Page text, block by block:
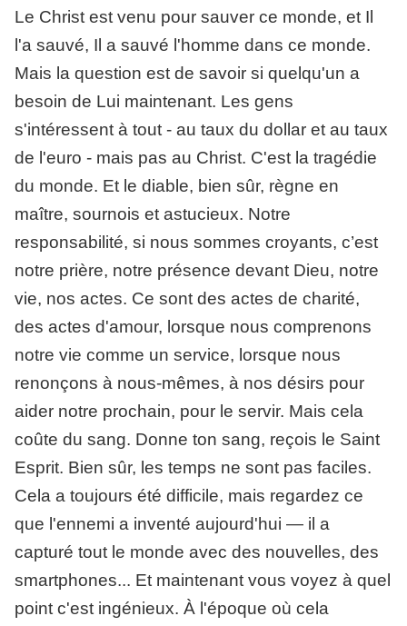
Le Christ est venu pour sauver ce monde, et Il
l'a sauvé, Il a sauvé l'homme dans ce monde.
Mais la question est de savoir si quelqu'un a
besoin de Lui maintenant. Les gens
s'intéressent à tout - au taux du dollar et au taux
de l'euro - mais pas au Christ. C'est la tragédie
du monde. Et le diable, bien sûr, règne en
maître, sournois et astucieux. Notre
responsabilité, si nous sommes croyants, c’est
notre prière, notre présence devant Dieu, notre
vie, nos actes. Ce sont des actes de charité,
des actes d'amour, lorsque nous comprenons
notre vie comme un service, lorsque nous
renonçons à nous-mêmes, à nos désirs pour
aider notre prochain, pour le servir. Mais cela
coûte du sang. Donne ton sang, reçois le Saint
Esprit. Bien sûr, les temps ne sont pas faciles.
Cela a toujours été difficile, mais regardez ce
que l'ennemi a inventé aujourd'hui — il a
capturé tout le monde avec des nouvelles, des
smartphones... Et maintenant vous voyez à quel
point c'est ingénieux. À l'époque où cela